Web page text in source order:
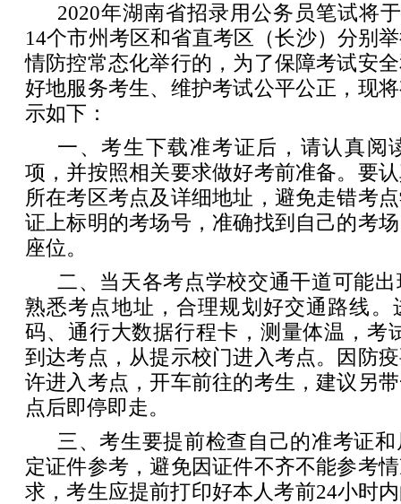
2020年湖南省招录用公务员笔试将
14个市州考区和省直考区（长沙）分别
情防控常态化举行的，为了保障考试安
好地服务考生、维护考试公平公正，现
示如下：
一、考生下载准考证后，请认真阅
项，并按照相关要求做好考前准备。要
所在考区考点及详细地址，避免走错考
证上标明的考场号，准确找到自己的考
座位。
二、当天各考点学校交通干道可能
熟悉考点地址，合理规划好交通路线。
码、通行大数据行程卡，测量体温，考
到达考点，从提示校门进入考点。因防
许进入考点，开车前往的考生，建议另
点后即停即走。
三、考生要提前检查自己的准考证
定证件参考，避免因证件不齐不能参考
求，考生应提前打印好本人考前24小时